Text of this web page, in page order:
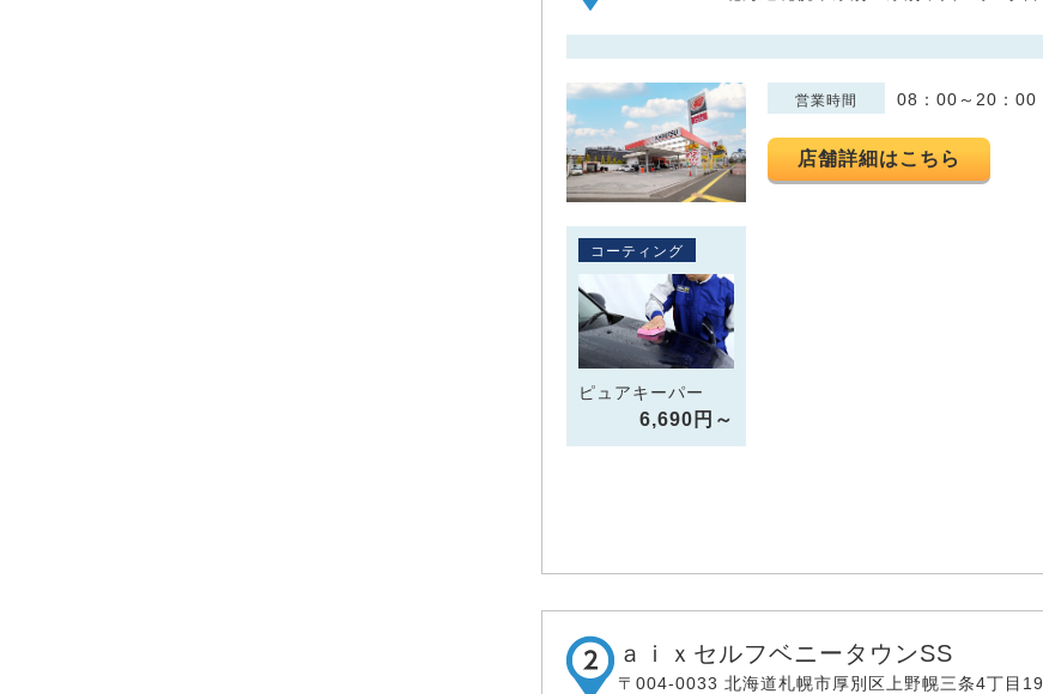
営業時間 08：00～20：00
店舗詳細はこちら
コーティング
ピュアキーパー
6,690円～
ａｉｘセルフベニータウンSS
〒004-0033 北海道札幌市厚別区上野幌三条4丁目19